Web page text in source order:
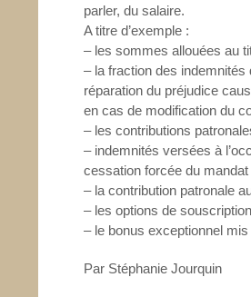
parler, du salaire.
A titre d’exemple :
– les sommes allouées au
– la fraction des
réparation du préjudice
en cas de modification du
– les contributions
– indemnités versées à
cessation forcée du
– la contribution patronale
– les options de
– le bonus exceptionnel
Par Stéphanie Jourquin